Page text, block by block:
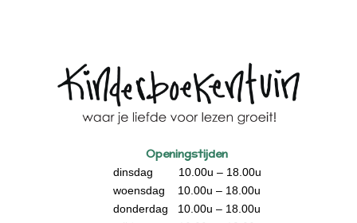
Openingstijden
dinsdag 10.00u – 18.00u
woensdag 10.00u – 18.00u
donderdag 10.00u – 18.00u